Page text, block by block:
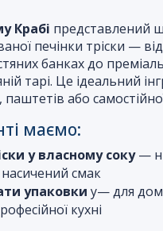
Крабі представлений
печінки тріски —
банках до
тарі. Це ідеальний
паштетів або
маємо:
у власному соку—
смак
упаковки у— для
кухні